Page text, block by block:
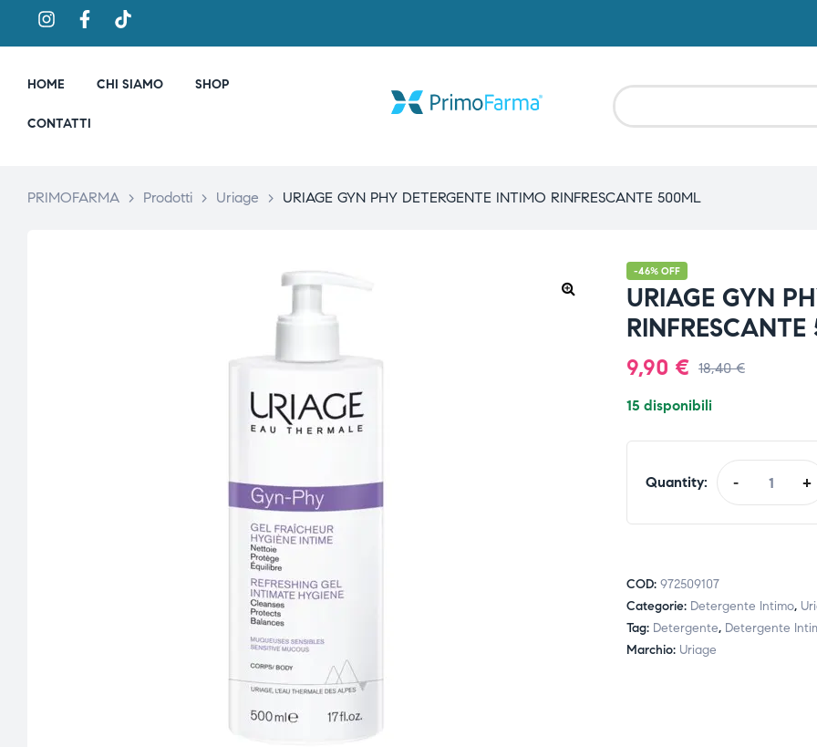
HOME CHI SIAMO SHOP
CONTATTI
PRIMOFARMA > Prodotti > Uriage > URIAGE GYN PHY DETERGENTE INTIMO RINFRESCANTE 500ML
-46% OFF
URIAGE GYN
18,40€
9,90 €
15 disponibili
Quantity: - +
COD: 972509107
Categorie: Detergente Intimo,
Tag: Detergente, Detergente
Marchio: Uriage